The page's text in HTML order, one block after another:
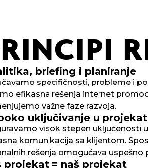
briefing i planiranje
specifičnosti, probleme i
efikasna rešenja internet
važne faze razvoja.
uključivanje u projekat
visok stepen uključenosti
komunikacija sa klijentom.
rešenja omogućava
projekat = naš projekat